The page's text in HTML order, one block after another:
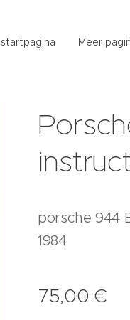
Meer
porsche 944
1984
75,00 €